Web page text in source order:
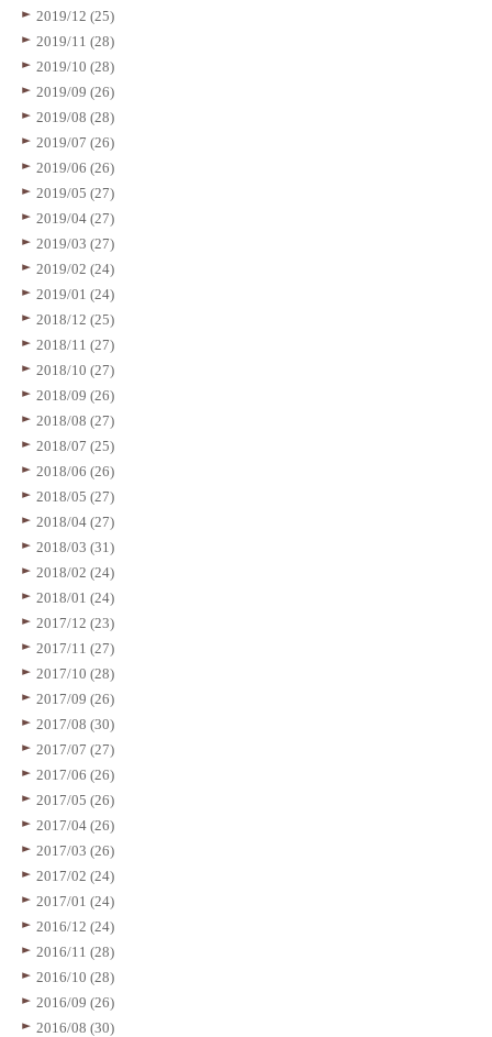
2019/12 (25)
2019/11 (28)
2019/10 (28)
2019/09 (26)
2019/08 (28)
2019/07 (26)
2019/06 (26)
2019/05 (27)
2019/04 (27)
2019/03 (27)
2019/02 (24)
2019/01 (24)
2018/12 (25)
2018/11 (27)
2018/10 (27)
2018/09 (26)
2018/08 (27)
2018/07 (25)
2018/06 (26)
2018/05 (27)
2018/04 (27)
2018/03 (31)
2018/02 (24)
2018/01 (24)
2017/12 (23)
2017/11 (27)
2017/10 (28)
2017/09 (26)
2017/08 (30)
2017/07 (27)
2017/06 (26)
2017/05 (26)
2017/04 (26)
2017/03 (26)
2017/02 (24)
2017/01 (24)
2016/12 (24)
2016/11 (28)
2016/10 (28)
2016/09 (26)
2016/08 (30)